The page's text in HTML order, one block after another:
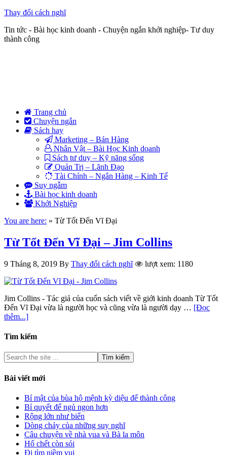
Thay đổi cách nghĩ
Tin tức - Bài học kinh doanh - Chuyện ngắn khởi nghiệp- Tư duy
thành công
Trang chủ
Chuyện ngắn
Sách hay
Marketing – Bán Hàng
Nhân Vật – Bài Học Kinh doanh
Sách tư duy – Kỹ năng sống
Quản Trị – Lãnh Đạo
Tài Chính – Ngân Hàng – Kinh Tế
Suy ngẫm
Bài học kinh doanh
Khởi Nghiệp
You are here: » Từ Tốt Đến Vĩ Đại
Từ Tốt Đến Vĩ Đại – Jim Collins
9 Tháng 8, 2019 By Thay đổi cách nghĩ lượt xem: 1180
Jim Collins - Tác giả của cuốn sách viết về giới kinh doanh Từ Tốt
Đến Vĩ Đại vừa là người học và cũng vừa là người dạy … [Đọc
thêm...]
Tìm kiếm
Bài viết mới
Bí mật của bùa hộ mệnh kỳ diệu để thành công
Bí quyết để ngủ ngon hơn
Rộng lớn như biển
Dòng chảy của những suy nghĩ
Câu chuyện về nhà vua và Bà la môn
Hổ chết còn sói
Đi tìm niềm vui